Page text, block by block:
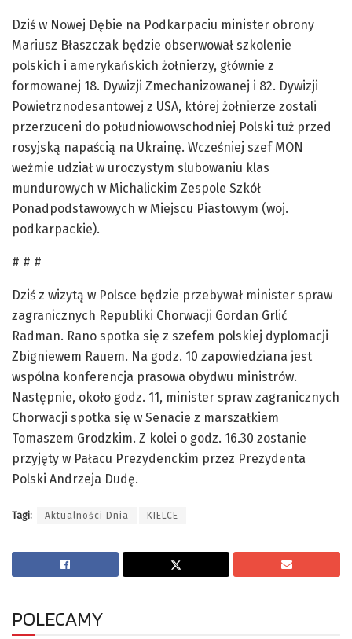
Dziś w Nowej Dębie na Podkarpaciu minister obrony
Mariusz Błaszczak będzie obserwował szkolenie
polskich i amerykańskich żołnierzy, głównie z
formowanej 18. Dywizji Zmechanizowanej i 82. Dywizji
Powietrznodesantowej z USA, której żołnierze zostali
przerzuceni do południowowschodniej Polski tuż przed
rosyjską napaścią na Ukrainę. Wcześniej szef MON
weźmie udział w uroczystym slubowaniu klas
mundurowych w Michalickim Zespole Szkół
Ponadpodstawowych w Miejscu Piastowym (woj.
podkarpackie).
# # #
Dziś z wizytą w Polsce będzie przebywał minister spraw
zagranicznych Republiki Chorwacji Gordan Grlić
Radman. Rano spotka się z szefem polskiej dyplomacji
Zbigniewem Rauem. Na godz. 10 zapowiedziana jest
wspólna konferencja prasowa obydwu ministrów.
Następnie, około godz. 11, minister spraw zagranicznych
Chorwacji spotka się w Senacie z marszałkiem
Tomaszem Grodzkim. Z kolei o godz. 16.30 zostanie
przyjęty w Pałacu Prezydenckim przez Prezydenta
Polski Andrzeja Dudę.
Tagi: Aktualności Dnia KIELCE
POLECAMY